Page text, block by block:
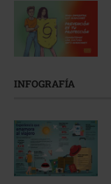
INFOGRAFÍA